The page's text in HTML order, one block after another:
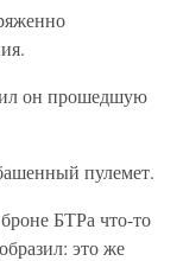
он прошедшую
пулемет.
БТРа что-то
это же